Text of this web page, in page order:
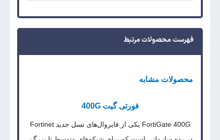
فهرست محصولات مرتبط
محصولات مشابه
فورتی گیت 400G
FortiGate 400G یکی از فایروال‌های نسل جدید Fortinet